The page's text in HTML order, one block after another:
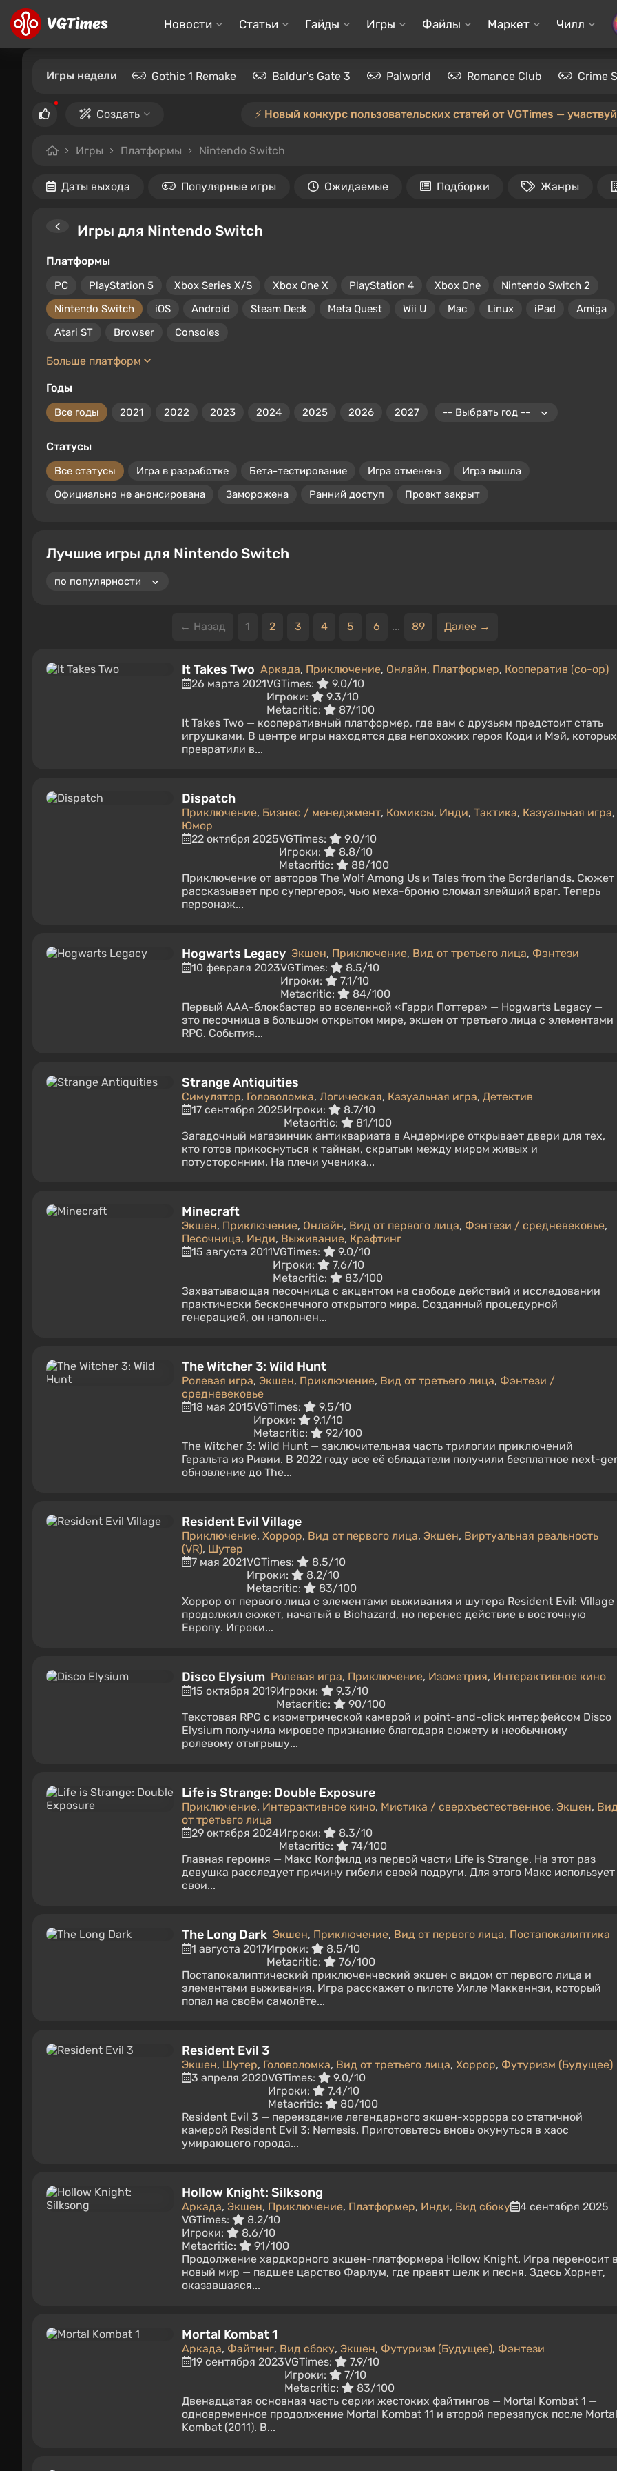
Новости Статьи Гайды Игры Файлы Маркет Чилл
Игры недели Gothic 1 Remake Baldur's Gate 3 Palworld Romance Club Crime
Создать ⚡️ Новый конкурс пользовательских статей от VGTimes —
Игры Платформы Nintendo Switch
Даты выхода Популярные игры Ожидаемые Подборки Жанры
Игры для Nintendo Switch
Платформы
PC PlayStation 5 Xbox Series X/S Xbox One X PlayStation 4 Xbox One
Nintendo Switch 2
Nintendo Switch
iOS Android Steam Deck Meta Quest Wii U Mac Linux iPad
Amiga
Atari ST
Browser Consoles
Больше платформ
Годы
Все годы 2021 2022 2023 2024 2025 2026 2027
Статусы
Все статусы Игра в разработке Бета-тестирование Игра отменена
Игра вышла
Официально не анонсирована
Заморожена Ранний доступ Проект закрыт
Лучшие игры для Nintendo Switch
← Назад 1 2 3 4 5 6 ... 89 Далее →
It Takes Two Аркада, Приключение, Онлайн, Платформер, Кооператив (co-op)
26 марта 2021VGTimes:
9.0/10
Игроки:
9.3/10
Metacritic:
87/100
It Takes Two — кооперативный платформер, где вам с друзьям предстоит стать
игрушками. В центре игры находятся два непохожих героя Коди и Мэй, которых
превратили в...
Dispatch
Приключение, Бизнес / менеджмент, Комиксы, Инди, Тактика, Казуальная игра,
Юмор
22 октября 2025VGTimes:
9.0/10
Игроки:
8.8/10
Metacritic:
88/100
Приключение от авторов The Wolf Among Us и Tales from the Borderlands. Сюжет
рассказывает про супергероя, чью меха-броню сломал злейший враг. Теперь
персонаж...
Hogwarts Legacy Экшен, Приключение, Вид от третьего лица, Фэнтези
10 февраля 2023VGTimes:
8.5/10
Игроки:
7.1/10
Metacritic:
84/100
Первый AAA-блокбастер во вселенной «Гарри Поттера» — Hogwarts Legacy —
это песочница в большом открытом мире, экшен от третьего лица с элементами
RPG. События...
Strange Antiquities
Симулятор, Головоломка, Логическая, Казуальная игра, Детектив
17 сентября 2025Игроки:
8.7/10
Metacritic:
81/100
Загадочный магазинчик антиквариата в Андермире открывает двери для тех,
кто готов прикоснуться к тайнам, скрытым между миром живых и
потусторонним. На плечи ученика...
Minecraft
Экшен, Приключение, Онлайн, Вид от первого лица, Фэнтези / средневековье,
Песочница, Инди, Выживание, Крафтинг
15 августа 2011VGTimes:
9.0/10
Игроки:
7.6/10
Metacritic:
83/100
Захватывающая песочница с акцентом на свободе действий и исследовании
практически бесконечного открытого мира. Созданный процедурной
генерацией, он наполнен...
The Witcher 3: Wild Hunt
Ролевая игра, Экшен, Приключение, Вид от третьего лица, Фэнтези /
средневековье
18 мая 2015VGTimes:
9.5/10
Игроки:
9.1/10
Metacritic:
92/100
The Witcher 3: Wild Hunt — заключительная часть трилогии приключений
Геральта из Ривии. В 2022 году все её обладатели получили бесплатное next-
обновление до The...
Resident Evil Village
Приключение, Хоррор, Вид от первого лица, Экшен, Виртуальная реальность
(VR), Шутер
7 мая 2021VGTimes:
8.5/10
Игроки:
8.2/10
Metacritic:
83/100
Хоррор от первого лица с элементами выживания и шутера Resident Evil: Village
продолжил сюжет, начатый в Biohazard, но перенес действие в восточную
Европу. Игроки...
Disco Elysium Ролевая игра, Приключение, Изометрия, Интерактивное кино
15 октября 2019Игроки:
9.3/10
Metacritic:
90/100
Текстовая RPG с изометрической камерой и point-and-click интерфейсом Disco
Elysium получила мировое признание благодаря сюжету и необычному
ролевому отыгрышу...
Life is Strange: Double Exposure
Приключение, Интерактивное кино, Mистика / сверхъестественное, Экшен,
от третьего лица
29 октября 2024Игроки:
8.3/10
Metacritic:
74/100
Главная героиня — Макс Колфилд из первой части Life is Strange. На этот раз
девушка расследует причину гибели своей подруги. Для этого Макс использует
свои...
The Long Dark Экшен, Приключение, Вид от первого лица, Постапокалиптика
1 августа 2017Игроки:
8.5/10
Metacritic:
76/100
Постапокалиптический приключенческий экшен с видом от первого лица и
элементами выживания. Игра расскажет о пилоте Уилле Маккеннзи, который
попал на своём самолёте...
Resident Evil 3
Экшен, Шутер, Головоломка, Вид от третьего лица, Хоррор, Футуризм (Будущее)
3 апреля 2020VGTimes:
9.0/10
Игроки:
7.4/10
Metacritic:
80/100
Resident Evil 3 — переиздание легендарного экшен-хоррора со статичной
камерой Resident Evil 3: Nemesis. Приготовьтесь вновь окунуться в хаос
умирающего города...
Hollow Knight: Silksong
Аркада, Экшен, Приключение, Платформер, Инди, Вид сбоку
4 сентября 2025
VGTimes:
8.2/10
Игроки:
8.6/10
Metacritic:
91/100
Продолжение хардкорного экшен-платформера Hollow Knight. Игра переносит
новый мир — падшее царство Фарлум, где правят шелк и песня. Здесь Хорнет,
оказавшаяся...
Mortal Kombat 1
Аркада, Файтинг, Вид сбоку, Экшен, Футуризм (Будущее), Фэнтези
19 сентября 2023VGTimes:
7.9/10
Игроки:
7/10
Metacritic:
83/100
Двенадцатая основная часть серии жестоких файтингов — Mortal Kombat 1 —
одновременное продолжение Mortal Kombat 11 и второй перезапуск после Mortal
Kombat (2011). В...